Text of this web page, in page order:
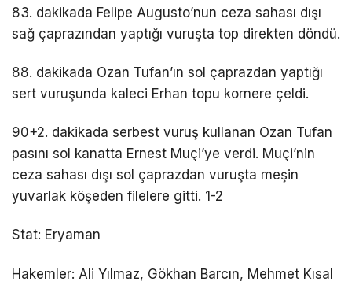
83. dakikada Felipe Augusto’nun ceza sahası dışı
sağ çaprazından yaptığı vuruşta top direkten döndü.
88. dakikada Ozan Tufan’ın sol çaprazdan yaptığı
sert vuruşunda kaleci Erhan topu kornere çeldi.
90+2. dakikada serbest vuruş kullanan Ozan Tufan
pasını sol kanatta Ernest Muçi’ye verdi. Muçi’nin
ceza sahası dışı sol çaprazdan vuruşta meşin
yuvarlak köşeden filelere gitti. 1-2
Stat: Eryaman
Hakemler: Ali Yılmaz, Gökhan Barcın, Mehmet Kısal